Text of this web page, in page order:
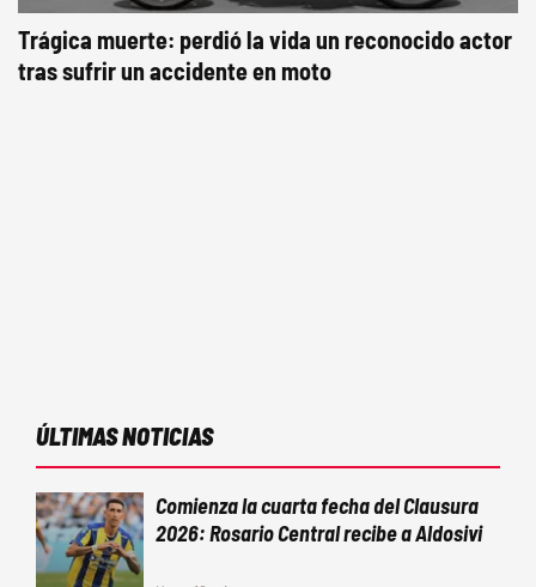
Trágica muerte: perdió la vida un reconocido actor
tras sufrir un accidente en moto
ÚLTIMAS NOTICIAS
Comienza la cuarta fecha del Clausura
2026: Rosario Central recibe a Aldosivi